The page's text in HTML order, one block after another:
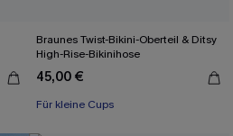
Braunes Twist-Bikini-Oberteil & Ditsy
High-Rise-Bikinihose
45,00 €
Für kleine Cups